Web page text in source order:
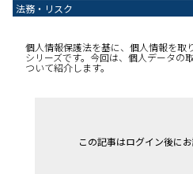
法務・リスク
個人情報保護法を基に、個人情報を取
シリーズです。今回は、個人データの
ついて紹介します。
この記事はログイン後にお